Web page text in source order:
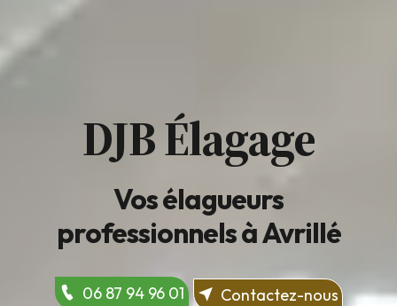
DJB Élagage
Vos élagueurs
professionnels à Avrillé
06 87 94 96 01 Contactez-nous